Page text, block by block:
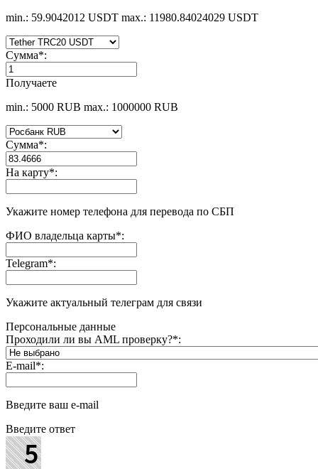
min.: 59.9042012 USDT max.: 11980.84024029 USDT
Сумма*:
Получаете
min.: 5000 RUB max.: 1000000 RUB
Сумма*:
На карту*:
Укажите номер телефона для перевода по СБП
ФИО владельца карты*:
Telegram*:
Укажите актуальный телеграм для связи
Персональные данные
Проходили ли вы AML проверку?*:
E-mail*:
Введите ваш e-mail
Введите ответ